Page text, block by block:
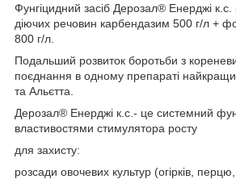
Фунгіцидний засіб Дерозал® Енерджі к.с.
діючих речовин карбендазим 500 г/л +
800 г/л.
Подальший розвиток боротьби з
поєднання в одному препараті
та Альєтта.
Дерозал® Енерджі к.с.- це системний
властивостями стимулятора росту
для захисту:
розсади овочевих культур (огірків,